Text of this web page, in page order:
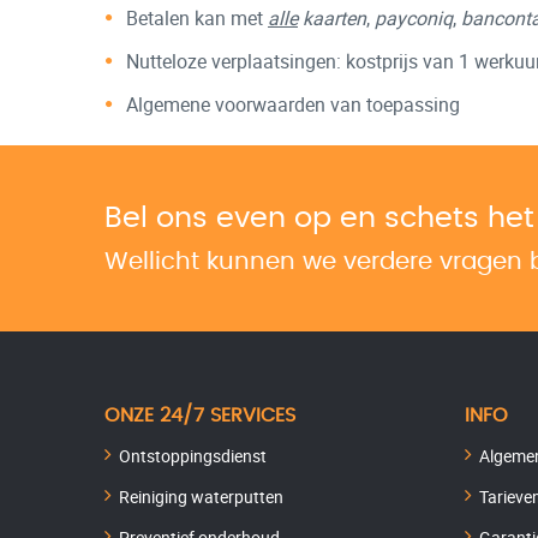
Betalen kan met allekaarten, payconiq,
Nutteloze verplaatsingen: kostprijs van 1
Algemene voorwaarden van toepassing
Bel ons even op en schets
Wellicht kunnen we verdere vragen
ONZE 24/7 SERVICES
Ontstoppingsdienst
Reiniging waterputten
INFO